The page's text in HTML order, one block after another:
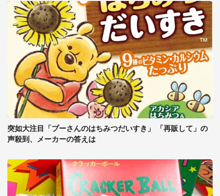
突如大注目「プーさんのはちみつだいすき」 「再販して」の
声殺到、メーカーの答えは